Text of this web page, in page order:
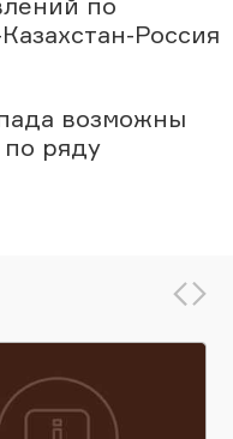
Россия
возможны
ряду